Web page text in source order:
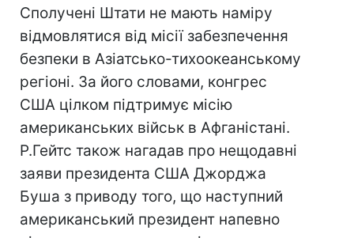
Сполучені Штати не мають наміру
відмовлятися від місії забезпечення
безпеки в Азіатсько-тихоокеанському
регіоні. За його словами, конгрес
США цілком підтримує місію
американських військ в Афганістані.
Р.Гейтс також нагадав про нещодавні
заяви президента США Джорджа
Буша з приводу того, що наступний
американський президент напевно